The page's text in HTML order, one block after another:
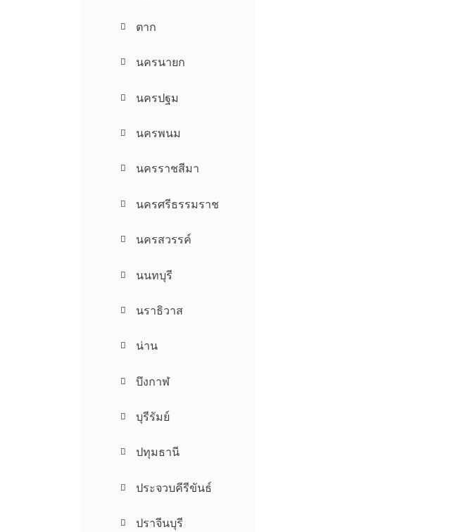
ตาก
นครนายก
นครปฐม
นครพนม
นครราชสีมา
นครศรีธรรมราช
นครสวรรค์
นนทบุรี
นราธิวาส
น่าน
บึงกาฬ
บุรีรัมย์
ปทุมธานี
ประจวบคีรีขันธ์
ปราจีนบุรี